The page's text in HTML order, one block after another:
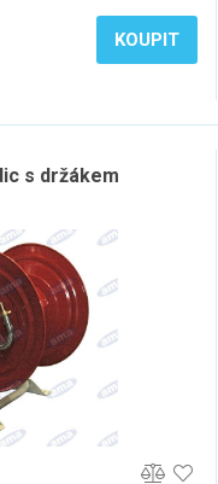
KOUPIT
s držákem